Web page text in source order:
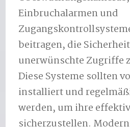
Einbruchalarmen und
beitragen, die
unerwünschte Zugriffe
Diese Systeme sollten
installiert und
werden, um ihre
sicherzustellen.